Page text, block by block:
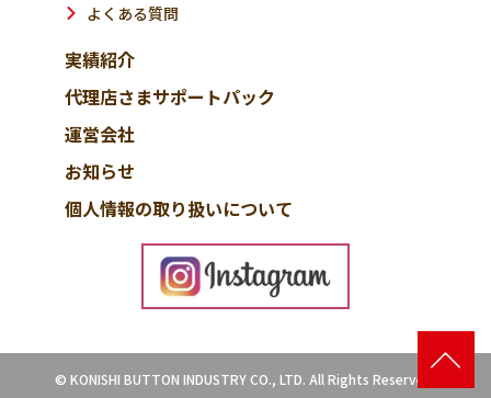
よくある質問
実績紹介
代理店さまサポートパック
運営会社
お知らせ
個人情報の取り扱いについて
© KONISHI BUTTON INDUSTRY CO., LTD. All Rights Reserved.